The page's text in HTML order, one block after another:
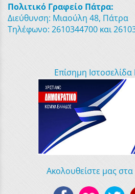
Πολιτικό Γραφείο Πάτρα:
Διεύθυνση: Μιαούλη 48, Πάτρα
Τηλέφωνο: 2610344700 και
Επίσημη
Ακολουθείστε μας